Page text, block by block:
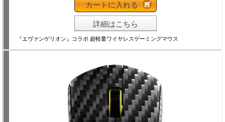
カートに入れる
詳細はこちら
『エヴァンゲリオン』コラボ 超軽量ワイヤレスゲーミングマウス